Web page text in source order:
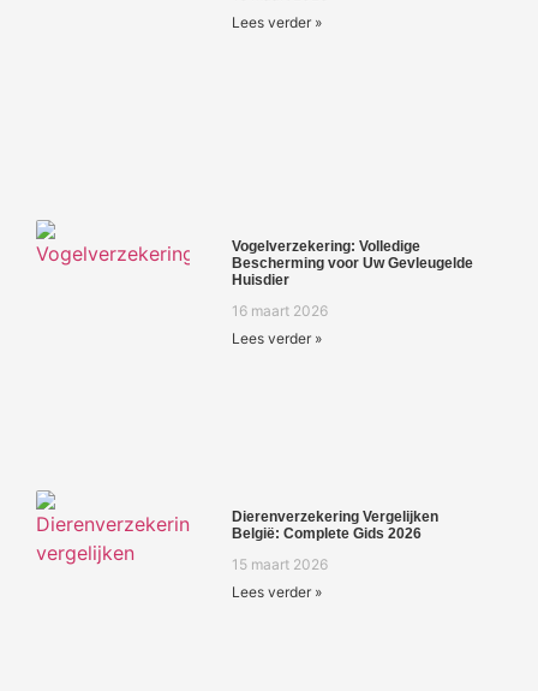
Lees verder »
Vogelverzekering: Volledige
Bescherming voor Uw Gevleugelde
Huisdier
16 maart 2026
Lees verder »
Dierenverzekering Vergelijken
België: Complete Gids 2026
15 maart 2026
Lees verder »